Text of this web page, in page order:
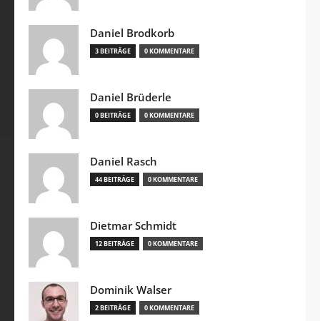
Daniel Brodkorb
3 BEITRÄGE 0 KOMMENTARE
Daniel Brüderle
0 BEITRÄGE 0 KOMMENTARE
Daniel Rasch
44 BEITRÄGE 0 KOMMENTARE
Dietmar Schmidt
12 BEITRÄGE 0 KOMMENTARE
Dominik Walser
2 BEITRÄGE 0 KOMMENTARE